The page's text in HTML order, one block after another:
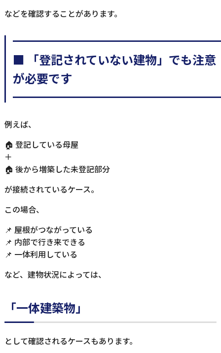
などを確認することがあります。
■ 「登記されていない建物」でも注意
が必要です
例えば、
🏠 登記している母屋
＋
🏠 後から増築した未登記部分
が接続されているケース。
この場合、
📌 屋根がつながっている
📌 内部で行き来できる
📌 一体利用している
など、建物状況によっては、
「一体建築物」
として確認されるケースもあります。